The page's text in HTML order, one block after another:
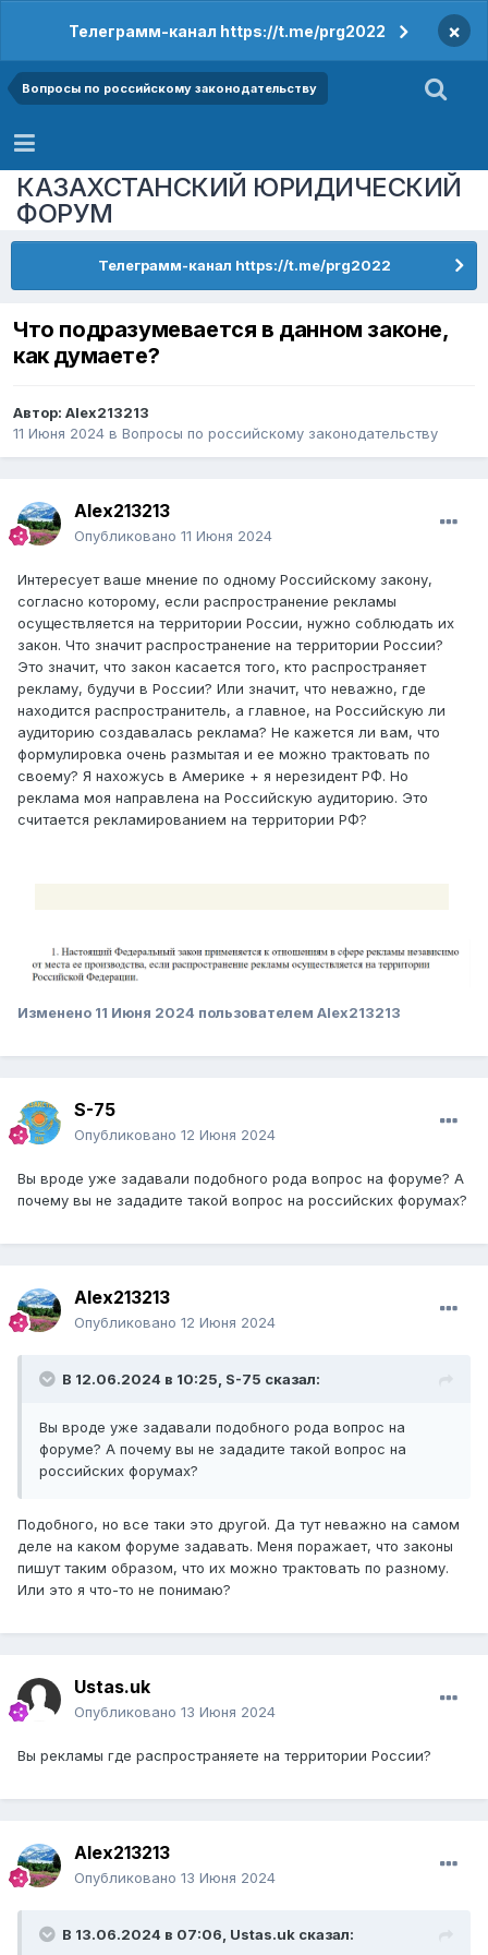
Телеграмм-канал https://t.me/prg2022 ×
Вопросы по российскому законодательству
КАЗАХСТАНСКИЙ ЮРИДИЧЕСКИЙ
ФОРУМ
Телеграмм-канал https://t.me/prg2022
Что подразумевается в данном законе,
как думаете?
Автор: Alex213213
11 Июня 2024 в Вопросы по российскому законодательству
Alex213213
Опубликовано 11 Июня 2024
Интересует ваше мнение по одному Российскому закону,
согласно которому, если распространение рекламы
осуществляется на территории России, нужно соблюдать их
закон. Что значит распространение на территории России?
Это значит, что закон касается того, кто распространяет
рекламу, будучи в России? Или значит, что неважно, где
находится распространитель, а главное, на Российскую ли
аудиторию создавалась реклама? Не кажется ли вам, что
формулировка очень размытая и ее можно трактовать по
своему? Я нахожусь в Америке + я нерезидент РФ. Но
реклама моя направлена на Российскую аудиторию. Это
считается рекламированием на территории РФ?
Изменено 11 Июня 2024 пользователем Alex213213
S-75
Опубликовано 12 Июня 2024
Вы вроде уже задавали подобного рода вопрос на форуме? А
почему вы не зададите такой вопрос на российских форумах?
Alex213213
Опубликовано 12 Июня 2024
В 12.06.2024 в 10:25, S-75 сказал:
Вы вроде уже задавали подобного рода вопрос на
форуме? А почему вы не зададите такой вопрос на
российских форумах?
Подобного, но все таки это другой. Да тут неважно на самом
деле на каком форуме задавать. Меня поражает, что законы
пишут таким образом, что их можно трактовать по разному.
Или это я что-то не понимаю?
Ustas.uk
Опубликовано 13 Июня 2024
Вы рекламы где распространяете на территории России?
Alex213213
Опубликовано 13 Июня 2024
В 13.06.2024 в 07:06, Ustas.uk сказал: